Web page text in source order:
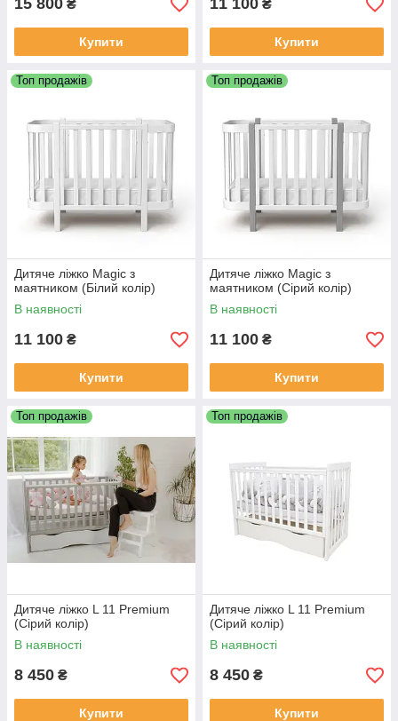
15 800 ₴
Купити
11 100 ₴
Купити
Топ продажів
Дитяче ліжко Magic з
маятником (Білий колір)
В наявності
11 100 ₴
Купити
Топ продажів
Дитяче ліжко Magic з
маятником (Сірий колір)
В наявності
11 100 ₴
Купити
Топ продажів
Дитяче ліжко L 11 Premium
(Сірий колір)
В наявності
8 450 ₴
Купити
Топ продажів
Дитяче ліжко L 11 Premium
(Сірий колір)
В наявності
8 450 ₴
Купити